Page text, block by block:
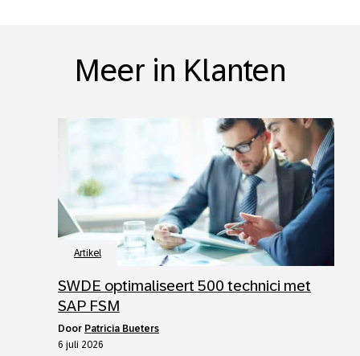
Meer in Klanten
Artikel
SWDE optimaliseert 500 technici met
SAP FSM
door Patricia Bueters
6 juli 2026